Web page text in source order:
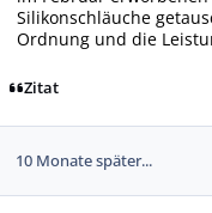
Silikonschläuche
Ordnung und die
Zitat
10 Monate später...